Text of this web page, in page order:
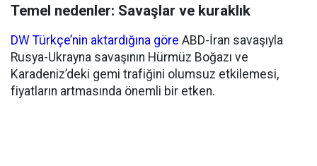
Temel nedenler: Savaşlar ve kuraklık
DW Türkçe’nin aktardığına göre ABD-İran savaşıyla
Rusya-Ukrayna savaşının Hürmüz Boğazı ve
Karadeniz’deki gemi trafiğini olumsuz etkilemesi,
fiyatların artmasında önemli bir etken.